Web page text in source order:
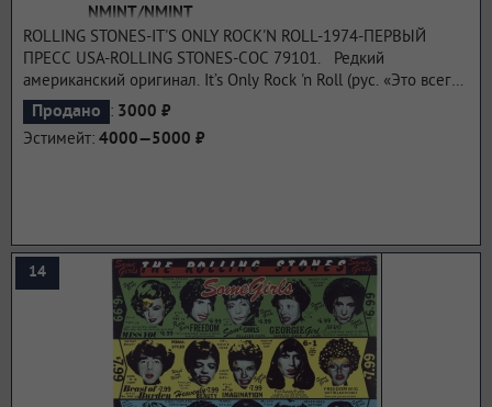
NMINT/NMINT
ROLLING STONES-IT'S ONLY ROCK'N ROLL-1974-ПЕРВЫЙ
ПРЕСС USA-ROLLING STONES-COC 79101. Редкий
американский оригинал. It’s Only Rock 'n Roll (рус. «Это всего
лишь рок-н-ролл») — двенадцатый британский и
четырнадцатый американский студийный альбом The Rolling
Stones, был издан в 1974 году на собственном лейбле
выраженное рок-звучание, чем предыдущая работа группы,
фанковый и вдохновленный соулом — Goats Head Soup.
Пластинка достигла первой строчки в национальном чарте
США и стала второй в хит-параде Великобритании.
Продано : 3000 ₽
Эстимейт: 4000—5000 ₽
14